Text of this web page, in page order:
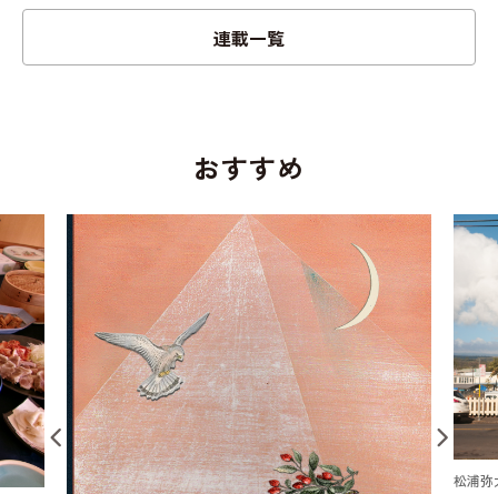
連載一覧
おすすめ
松浦弥